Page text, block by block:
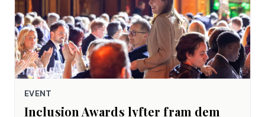
tips som hjälper er att få igång ett bättre snack
från båda hållen.
EVENT
Inclusion Awards lyfter fram dem